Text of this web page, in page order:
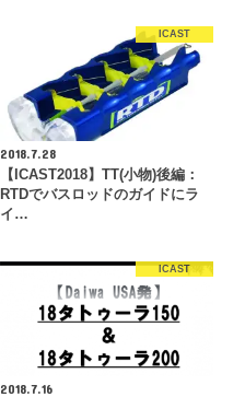
ICAST
2018.7.28
【ICAST2018】TT(小物)後編：
RTDでバスロッドのガイドにラ
イ…
ICAST
2018.7.16